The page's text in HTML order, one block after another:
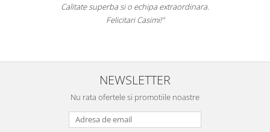
Calitate superba si o echipa extraordinara.
Felicitari Casimi!"
NEWSLETTER
Nu rata ofertele si promotiile noastre